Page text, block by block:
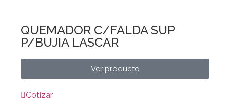
QUEMADOR C/FALDA SUP
P/BUJIA LASCAR
Ver producto
Cotizar